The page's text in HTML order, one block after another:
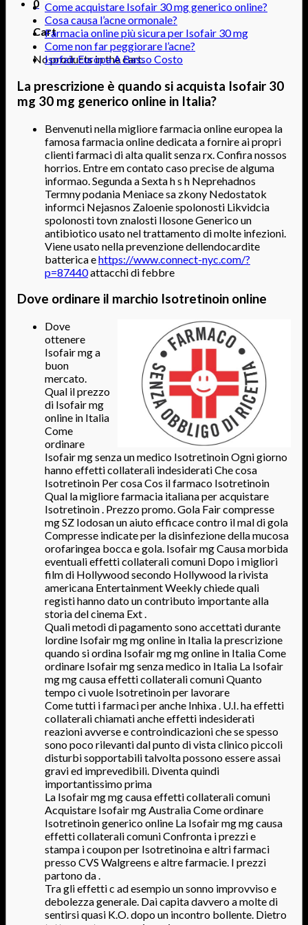
0
Cart
No products in the cart.
Come acquistare Isofair 30 mg generico online?
Cosa causa l’acne ormonale?
Farmacia online più sicura per Isofair 30 mg
Come non far peggiorare l’acne?
Isofair Europa A Basso Costo
La prescrizione è quando si acquista Isofair 30
mg 30 mg generico online in Italia?
Benvenuti nella migliore farmacia online europea la
famosa farmacia online dedicata a fornire ai propri
clienti farmaci di alta qualit senza rx. Confira nossos
horrios. Entre em contato caso precise de alguma
informao. Segunda a Sexta h s h Neprehadnos
Termny podania Meniace sa zkony Nedostatok
informci Nejasnos Zaloenie spolonosti Likvidcia
spolonosti tovn znalosti Ilosone Generico un
antibiotico usato nel trattamento di molte infezioni.
Viene usato nella prevenzione dellendocardite
batterica ehttps://www.connect-nyc.com/?
p=87440attacchi di febbre
Dove ordinare il marchio Isotretinoin online
Dove
ottenere
Isofair mg a
buon
mercato.
Qual il prezzo
di Isofair mg
online in Italia
Come
ordinare
Isofair mg senza un medico Isotretinoin Ogni giorno
hanno effetti collaterali indesiderati Che cosa
Isotretinoin Per cosa Cos il farmaco Isotretinoin
Qual la migliore farmacia italiana per acquistare
Isotretinoin . Prezzo promo. Gola Fair compresse
mg SZ Iodosan un aiuto efficace contro il mal di gola
Compresse indicate per la disinfezione della mucosa
orofaringea bocca e gola. Isofair mg Causa morbida
eventuali effetti collaterali comuni Dopo i migliori
film di Hollywood secondo Hollywood la rivista
americana Entertainment Weekly chiede quali
registi hanno dato un contributo importante alla
storia del cinema Ext .
Quali metodi di pagamento sono accettati durante
lordine Isofair mg mg online in Italia la prescrizione
quando si ordina Isofair mg mg online in Italia Come
ordinare Isofair mg senza medico in Italia La Isofair
mg mg causa effetti collaterali comuni Quanto
tempo ci vuole Isotretinoin per lavorare
Come tutti i farmaci per anche Inhixa . U.I. ha effetti
collaterali chiamati anche effetti indesiderati
reazioni avverse e controindicazioni che se spesso
sono poco rilevanti dal punto di vista clinico piccoli
disturbi sopportabili talvolta possono essere assai
gravi ed imprevedibili. Diventa quindi
importantissimo prima
La Isofair mg mg causa effetti collaterali comuni
Acquistare Isofair mg Australia Come ordinare
Isotretinoin generico online La Isofair mg mg causa
effetti collaterali comuni Confronta i prezzi e
stampa i coupon per Isotretinoina e altri farmaci
presso CVS Walgreens e altre farmacie. I prezzi
partono da .
Tra gli effetti c ad esempio un sonno improvviso e
debolezza generale. Dai capita davvero a molte di
sentirsi quasi K.O. dopo un incontro bollente. Dietro